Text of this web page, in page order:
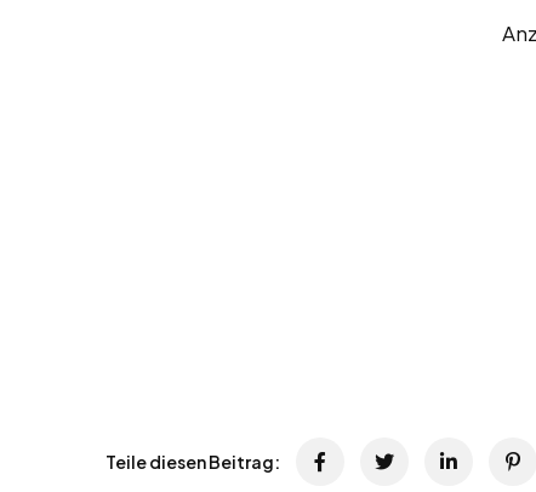
Teile diesen Beitrag: